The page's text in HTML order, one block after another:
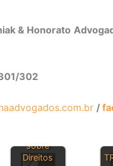
& Honorato
302
/
sobre
Direitos